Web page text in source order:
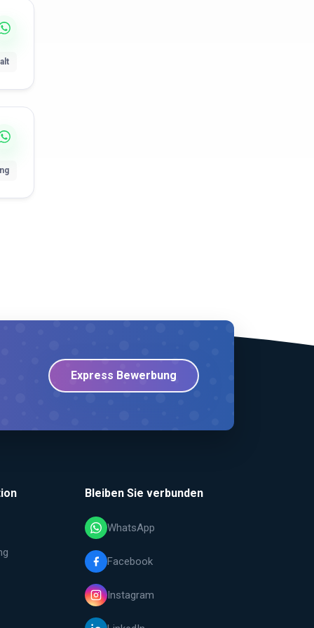
Express Bewerbung
Bleiben Sie verbunden
WhatsApp
Facebook
Instagram